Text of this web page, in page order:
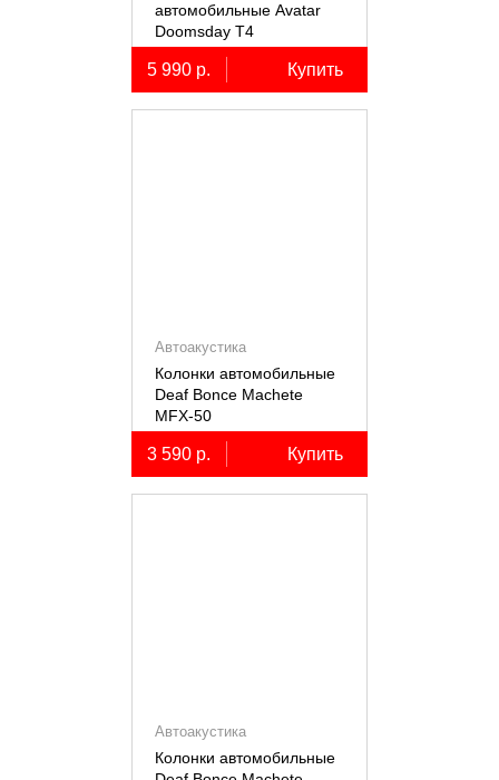
автомобильные Avatar
Doomsday Т4
5 990 р. Купить
Автоакустика
Колонки автомобильные
Deaf Bonce Machete
MFX-50
3 590 р. Купить
Автоакустика
Колонки автомобильные